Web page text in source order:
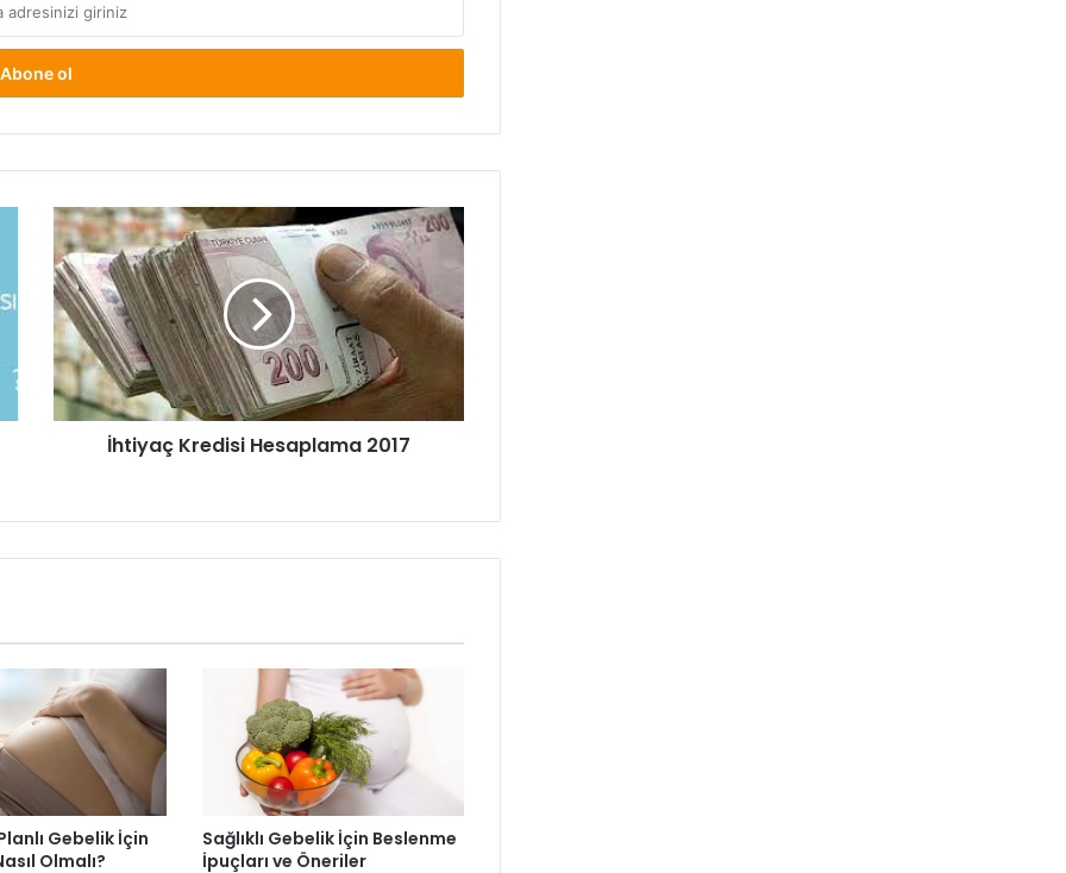
İhtiyaç
Kredisi
Hesaplama
2017
İhtiyaç Kredisi Hesaplama 2017
Gebelik İçin
Olmalı?
Sağlıklı Gebelik İçin Beslenme
İpuçları ve Öneriler